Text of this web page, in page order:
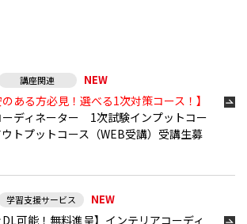
講座関連 NEW
のある方必見！選べる1次対策コース！】
ーディネーター 1次試験インプットコー
トプットコース（WEB受講）受講生募
学習支援サービス NEW
DL可能！無料進呈】 インテリアコーディ